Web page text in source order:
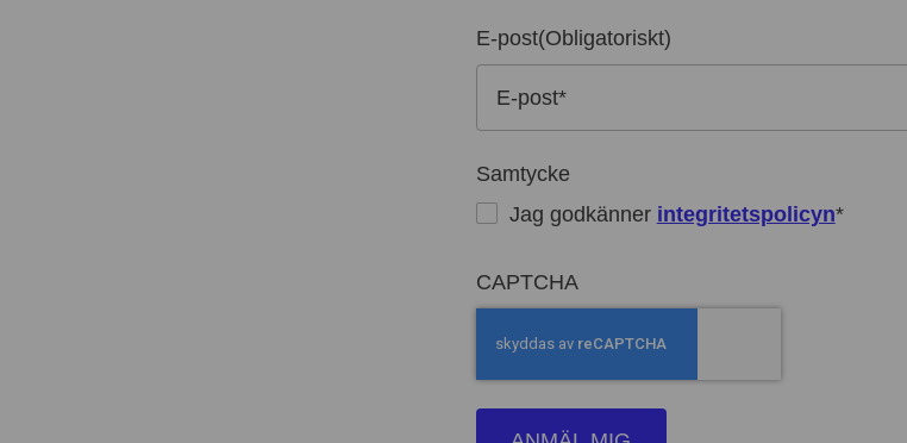
E-post(Obligatoriskt)
Samtycke
Jag godkänner integritetspolicyn*
CAPTCHA